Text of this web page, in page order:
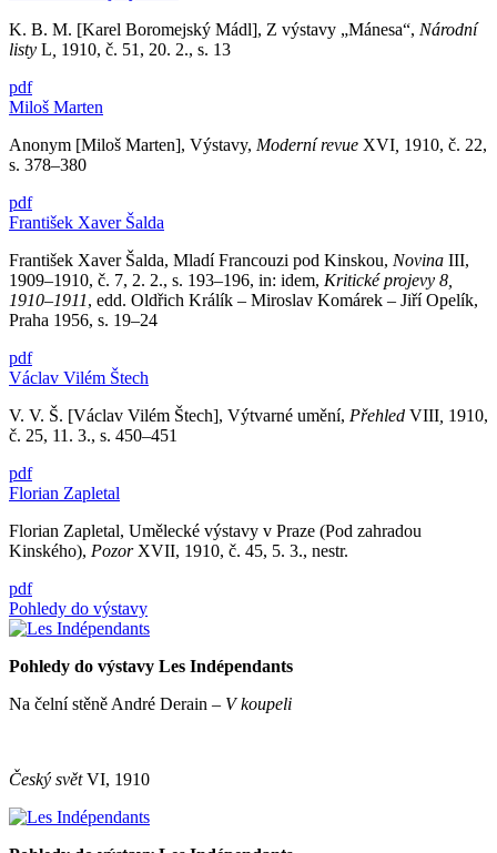
K. B. M. [Karel Boromejský Mádl], Z výstavy „Mánesa“, Národní
listy L 1910, č. 51, 20. 2., s. 13
pdf
Miloš Marten
Anonym [Miloš Marten], Výstavy, Moderní revue XVI 1910, č. 22,
s. 378–380
pdf
František Xaver Šalda
František Xaver Šalda, Mladí Francouzi pod Kinskou, Novina III,
1909–1910, č. 7, 2. 2., s. 193–196, in: idem, Kritické projevy 8,
1910–1911, edd. Oldřich Králík – Miroslav Komárek – Jiří Opelík,
Praha 1956, s. 19–24
pdf
Václav Vilém Štech
V. V. Š. [Václav Vilém Štech], Výtvarné umění, Přehled VIII 1910,
č. 25, 11. 3., s. 450–451
pdf
Florian Zapletal
Florian Zapletal, Umělecké výstavy v Praze (Pod zahradou
Kinského), Pozor XVII, 1910, č. 45, 5. 3., nestr.
pdf
Pohledy do výstavy
Pohledy do výstavy Les Indépendants
Na čelní stěně André Derain – V koupeli
Český světVI, 1910